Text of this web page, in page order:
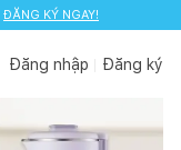
ĐĂNG KÝ NGAY!
Đăng nhập Đăng ký